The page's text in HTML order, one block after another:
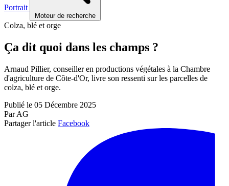
Portrait
Moteur de recherche
Colza, blé et orge
Ça dit quoi dans les champs ?
Arnaud Pillier, conseiller en productions végétales à la Chambre
d'agriculture de Côte-d'Or, livre son ressenti sur les parcelles de
colza, blé et orge.
Publié le 05 Décembre 2025
Par AG
Partager l'article Facebook